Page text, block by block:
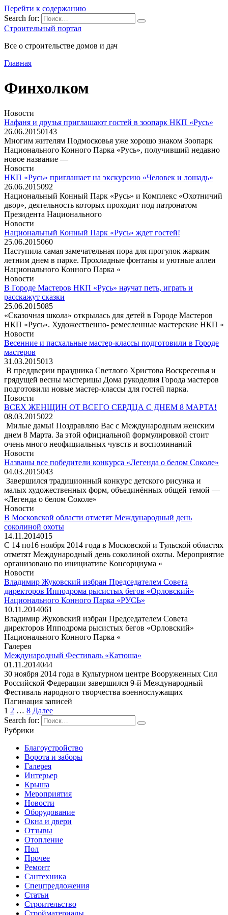
Перейти к содержанию
Search for:
Строительный портал
Все о строительстве домов и дач
Главная
Финхолком
Новости
Нафаня и друзья приглашают гостей в зоопарк НКП «Русь»
26.06.20150143
Многим жителям Подмосковья уже хорошо знаком Зоопарк
Национального Конного Парка «Русь», получивший недавно
новое название —
Новости
НКП «Русь» приглашает на экскурсию «Человек и лошадь»
26.06.2015092
Национальный Конный Парк «Русь» и Комплекс «Охотничий
двор», деятельность которых проходит под патронатом
Президента Национального
Новости
Национальный Конный Парк «Русь» ждет гостей!
25.06.2015060
Наступила самая замечательная пора для прогулок жарким
летним днем в парке. Прохладные фонтаны и уютные аллеи
Национального Конного Парка «
Новости
В Городе Мастеров НКП «Русь» научат петь, играть и
расскажут сказки
25.06.2015085
«Сказочная школа» открылась для детей в Городе Мастеров
НКП «Русь». Художественно- ремесленные мастерские НКП «
Новости
Весенние и пасхальные мастер-классы подготовили в Городе
мастеров
31.03.2015013
В преддверии праздника Светлого Христова Воскресенья и
грядущей весны мастерицы Дома рукоделия Города мастеров
подготовили новые мастер-классы для гостей парка.
Новости
ВСЕХ ЖЕНЩИН ОТ ВСЕГО СЕРДЦА С ДНЕМ 8 МАРТА!
08.03.2015022
Милые дамы! Поздравляю Вас с Международным женским
днем 8 Марта. За этой официальной формулировкой стоит
очень много неофициальных чувств и воспоминаний
Новости
Названы все победители конкурса «Легенда о белом Соколе»
04.03.2015043
Завершился традиционный конкурс детского рисунка и
малых художественных форм, объединённых общей темой —
«Легенда о белом Соколе»
Новости
В Московской области отметят Международный день
соколиной охоты
14.11.2014015
С 14 по16 ноября 2014 года в Московской и Тульской областях
отметят Международный день соколиной охоты. Мероприятие
организовано по инициативе Консорциума «
Новости
Владимир Жуковский избран Председателем Совета
директоров Ипподрома рысистых бегов «Орловский»
Национального Конного Парка «РУСЬ»
10.11.2014061
Владимир Жуковский избран Председателем Совета
директоров Ипподрома рысистых бегов «Орловский»
Национального Конного Парка «
Галерея
Международный Фестиваль «Катюша»
01.11.2014044
30 ноября 2014 года в Культурном центре Вооруженных Сил
Российской Федерации завершился 9-й Международный
Фестиваль народного творчества военнослужащих
Пагинация записей
1 2 … 8 Далее
Search for:
Рубрики
Благоустройство
Ворота и заборы
Галерея
Интерьер
Крыша
Мероприятия
Новости
Оборудование
Окна и двери
Отзывы
Отопление
Пол
Прочее
Ремонт
Сантехника
Спецпредложения
Статьи
Строительство
Стройматериалы